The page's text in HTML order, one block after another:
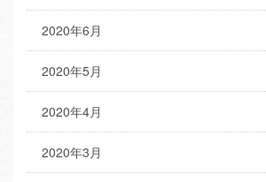
2020年6月
2020年5月
2020年4月
2020年3月